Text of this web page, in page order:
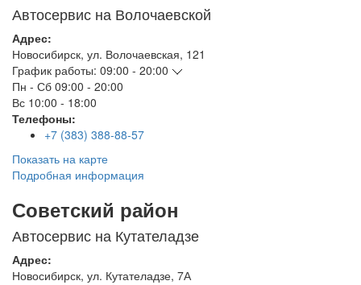
Автосервис на Волочаевской
Адрес:
Новосибирск, ул. Волочаевская, 121
График работы: 09:00 - 20:00
Пн - Сб 09:00 - 20:00
Вс 10:00 - 18:00
Телефоны:
+7 (383) 388-88-57
Показать на карте
Подробная информация
Советский район
Автосервис на Кутателадзе
Адрес:
Новосибирск, ул. Кутателадзе, 7А